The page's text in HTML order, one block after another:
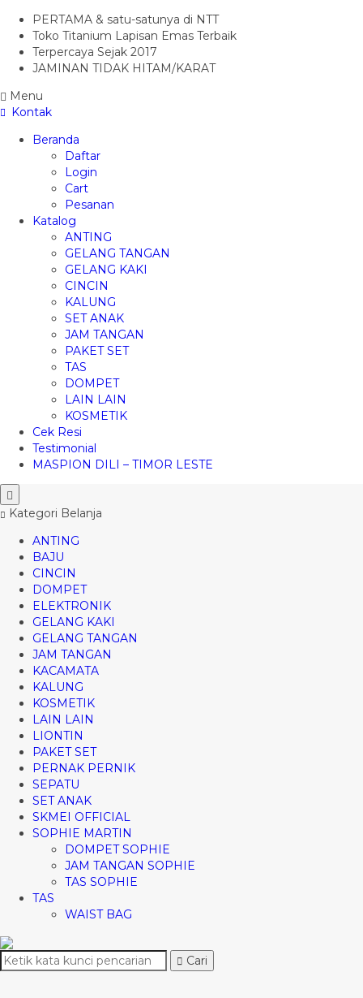
PERTAMA & satu-satunya di NTT
Toko Titanium Lapisan Emas Terbaik
Terpercaya Sejak 2017
JAMINAN TIDAK HITAM/KARAT
Menu
Kontak
Beranda
Daftar
Login
Cart
Pesanan
Katalog
ANTING
GELANG TANGAN
GELANG KAKI
CINCIN
KALUNG
SET ANAK
JAM TANGAN
PAKET SET
TAS
DOMPET
LAIN LAIN
KOSMETIK
Cek Resi
Testimonial
MASPION DILI – TIMOR LESTE
Kategori Belanja
ANTING
BAJU
CINCIN
DOMPET
ELEKTRONIK
GELANG KAKI
GELANG TANGAN
JAM TANGAN
KACAMATA
KALUNG
KOSMETIK
LAIN LAIN
LIONTIN
PAKET SET
PERNAK PERNIK
SEPATU
SET ANAK
SKMEI OFFICIAL
SOPHIE MARTIN
DOMPET SOPHIE
JAM TANGAN SOPHIE
TAS SOPHIE
TAS
WAIST BAG
Cari